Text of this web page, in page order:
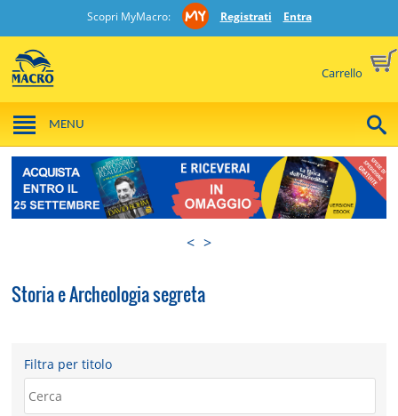
Scopri MyMacro: Registrati Entra
Carrello
MENU
< >
Storia e Archeologia segreta
Filtra per titolo